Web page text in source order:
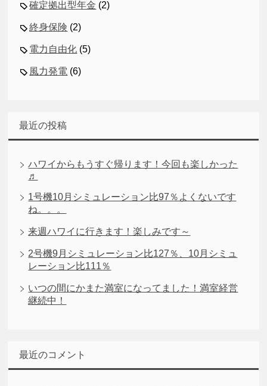
確定拠出型年金 (2)
終身保険 (2)
電力自由化 (5)
風力発電 (6)
最近の投稿
ハワイからもうすぐ帰ります！今回も楽しかった
♬
1号機10月シミュレーション比97％よくないです
ね。。。
来週ハワイに行きます！楽しみです～
2号機9月シミュレーション比127％、10月シミュ
レーション比111％
いつの間にかまた満室になってました！満室経営
継続中！
最近のコメント